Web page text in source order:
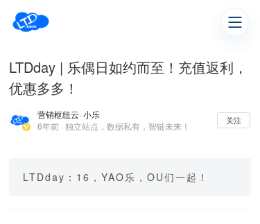
LTDday | 乐偶日如约而至！充值返利，
优惠多多！
营销枢纽云· 小乐
6年前 · 独立站点，数据私有，智链未来！
关注
LTDday：16，YAO乐，OU们一起！